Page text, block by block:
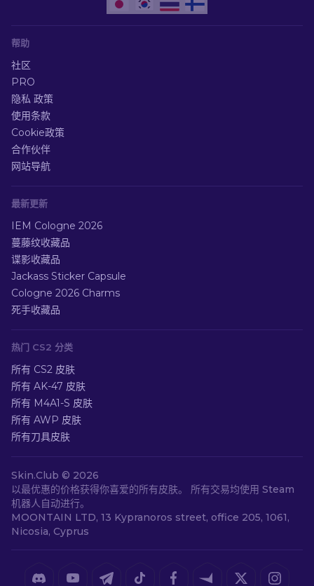
帮助
社区
PRO
隐私 政策
使用条款
Cookie政策
合作伙伴
网站导航
最新更新
IEM Cologne 2026
蔓藤纹收藏品
谍影收藏品
Jackass Sticker Capsule
Cologne 2026 Charms
死手收藏品
热门 CS2 分类
所有 CS2 皮肤
所有 AK-47 皮肤
所有 M4A1-S 皮肤
所有 AWP 皮肤
所有刀具皮肤
Skin.Club © 2026
以最优惠的价格获得你喜爱的所有皮肤。 所有交易均使用 Steam
机器人自动进行。
MOONTAIN LTD, 13 Kypranoros street, office 205, 1061,
Nicosia, Cyprus